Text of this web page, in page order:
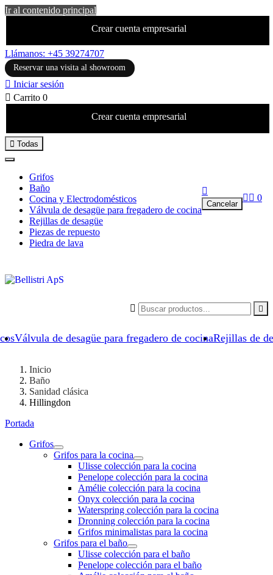
Ir al contenido principal
Crear cuenta empresarial
Llámanos: +45 39274707
Reservar una visita al showroom
 Iniciar sesión
 Carrito 0
Crear cuenta empresarial
Válvula de desagüe para fregadero de cocinaRejillas de
 Todas
Grifos
Baño
Cocina y Electrodomésticos
Válvula de desagüe para fregadero de cocina
Rejillas de desagüe
Piezas de repuesto
Piedra de lava
 

Cancelar
  0
Inicio
Baño
Sanidad clásica
Hillingdon
Portada
Grifos
Grifos para la cocina
Ulisse colección para la cocina
Penelope colección para la cocina
Amélie colección para la cocina
Onyx colección para la cocina
Waterspring colección para la cocina
Dronning colección para la cocina
Grifos minimalistas para la cocina
Grifos para el baño
Ulisse colección para el baño
Penelope colección para el baño